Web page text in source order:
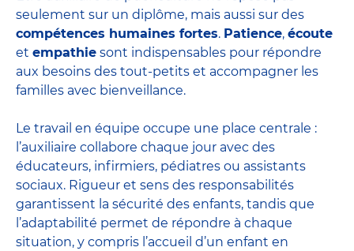
seulement sur un diplôme, mais aussi sur des
compétences humaines fortes. Patience, écoute
et empathie sont indispensables pour répondre
aux besoins des tout-petits et accompagner les
familles avec bienveillance.
Le travail en équipe occupe une place centrale :
l’auxiliaire collabore chaque jour avec des
éducateurs, infirmiers, pédiatres ou assistants
sociaux. Rigueur et sens des responsabilités
garantissent la sécurité des enfants, tandis que
l’adaptabilité permet de répondre à chaque
situation, y compris l’accueil d’un enfant en